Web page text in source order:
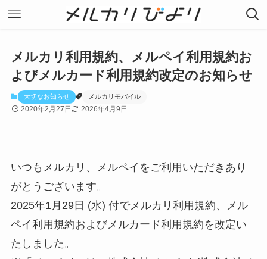
メルカリ利用規約、メルペイ利用規約お
よびメルカード利用規約改定のお知らせ
大切なお知らせ メルカリモバイル
2020年2月27日 2026年4月9日
いつもメルカリ、メルペイをご利用いただきあり
がとうございます。
2025年1月29日 (水) 付でメルカリ利用規約、メル
ペイ利用規約およびメルカード利用規約を改定い
たしました。